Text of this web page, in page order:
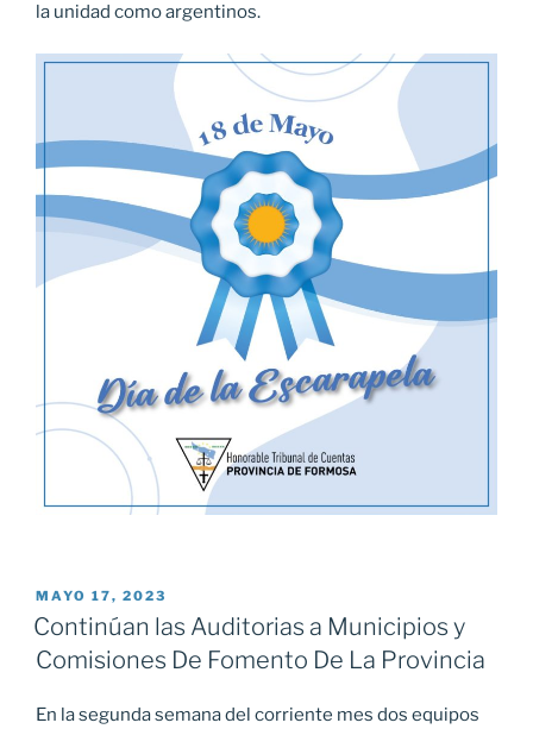
la unidad como argentinos.
PUBLICADO
EL
MAYO 17, 2023
Continúan las Auditorias a Municipios y
Comisiones De Fomento De La Provincia
En la segunda semana del corriente mes dos equipos